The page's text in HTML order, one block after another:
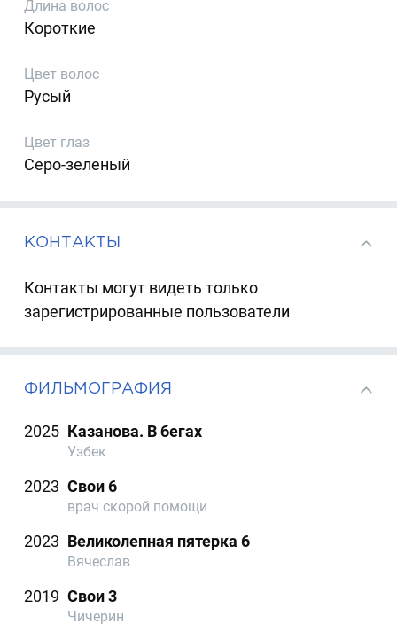
Длина волос
Короткие
Цвет волос
Русый
Цвет глаз
Серо-зеленый
КОНТАКТЫ
Контакты могут видеть только
зарегистрированные пользователи
ФИЛЬМОГРАФИЯ
2025 Казанова. В бегах
Узбек
2023 Свои 6
врач скорой помощи
2023 Великолепная пятерка 6
Вячеслав
2019 Свои 3
Чичерин